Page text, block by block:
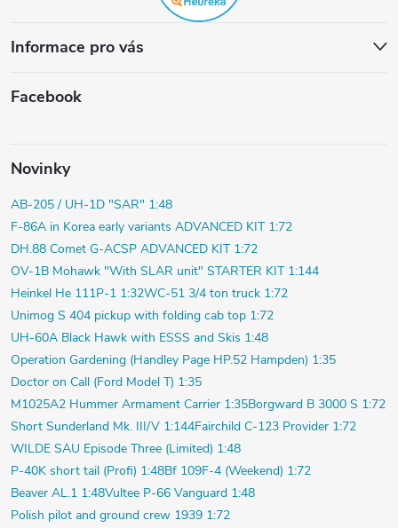
Informace pro vás
Facebook
Novinky
AB-205 / UH-1D "SAR" 1:48
F-86A in Korea early variants ADVANCED KIT 1:72
DH.88 Comet G-ACSP ADVANCED KIT 1:72
OV-1B Mohawk "With SLAR unit" STARTER KIT 1:144
Heinkel He 111P-1 1:32WC-51 3/4 ton truck 1:72
Unimog S 404 pickup with folding cab top 1:72
UH-60A Black Hawk with ESSS and Skis 1:48
Operation Gardening (Handley Page HP.52 Hampden) 1:35
Doctor on Call (Ford Model T) 1:35
M1025A2 Hummer Armament Carrier 1:35Borgward B 3000 S 1:72
Short Sunderland Mk. III/V 1:144Fairchild C-123 Provider 1:72
WILDE SAU Episode Three (Limited) 1:48
P-40K short tail (Profi) 1:48Bf 109F-4 (Weekend) 1:72
Beaver AL.1 1:48Vultee P-66 Vanguard 1:48
Polish pilot and ground crew 1939 1:72